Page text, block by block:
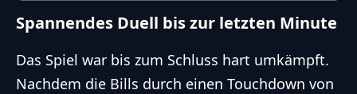
Spannendes Duell bis zur letzten Minute
Das Spiel war bis zum Schluss hart umkämpft.
Nachdem die Bills durch einen Touchdown von